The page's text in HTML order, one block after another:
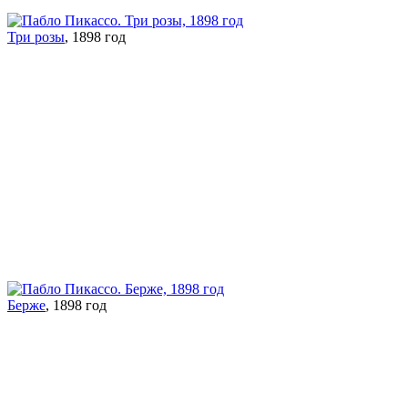
Три розы, 1898 год
Берже, 1898 год